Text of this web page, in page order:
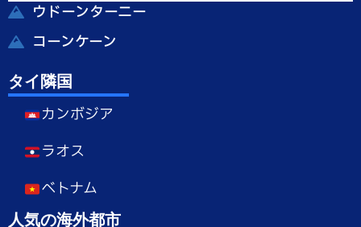
ウドーンターニー
コーンケーン
タイ隣国
カンボジア
ラオス
ベトナム
人気の海外都市